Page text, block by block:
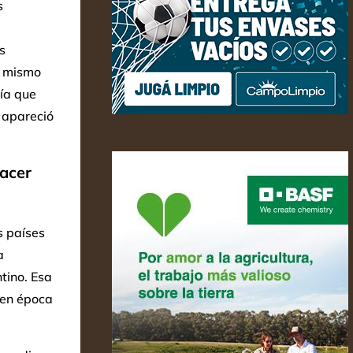
que
países
Esa
época